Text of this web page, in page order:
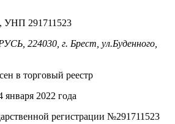
УНП 291711523
224030, г. Брест, ул.Буденного,
в торговый реестр
января 2022 года
регистрации №291711523